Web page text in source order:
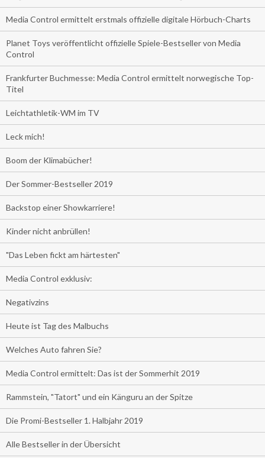
Media Control ermittelt erstmals offizielle digitale Hörbuch-Charts
Planet Toys veröffentlicht offizielle Spiele-Bestseller von Media
Control
Frankfurter Buchmesse: Media Control ermittelt norwegische Top-
Titel
Leichtathletik-WM im TV
Leck mich!
Boom der Klimabücher!
Der Sommer-Bestseller 2019
Backstop einer Showkarriere!
Kinder nicht anbrüllen!
"Das Leben fickt am härtesten"
Media Control exklusiv:
Negativzins
Heute ist Tag des Malbuchs
Welches Auto fahren Sie?
Media Control ermittelt: Das ist der Sommerhit 2019
Rammstein, "Tatort" und ein Känguru an der Spitze
Die Promi-Bestseller 1. Halbjahr 2019
Alle Bestseller in der Übersicht